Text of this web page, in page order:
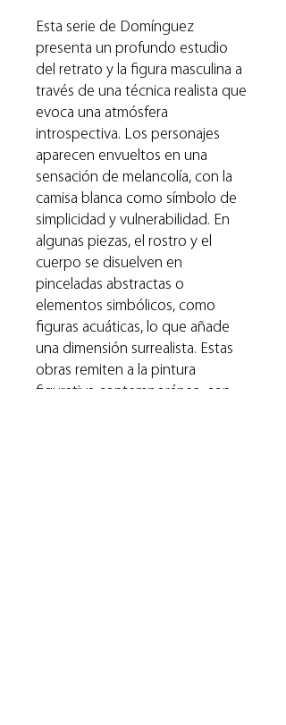
Esta serie de Domínguez
presenta un profundo estudio
del retrato y la figura masculina a
través de una técnica realista que
evoca una atmósfera
introspectiva. Los personajes
aparecen envueltos en una
sensación de melancolía, con la
camisa blanca como símbolo de
simplicidad y vulnerabilidad. En
algunas piezas, el rostro y el
cuerpo se disuelven en
pinceladas abstractas o
elementos simbólicos, como
figuras acuáticas, lo que añade
una dimensión surrealista. Estas
obras remiten a la pintura
figurativa contemporánea, con